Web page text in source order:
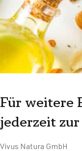
Für weitere
jederzeit
Vivus Natura GmbH